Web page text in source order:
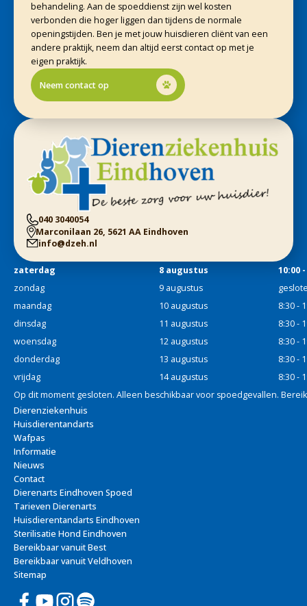
behandeling. Aan de spoeddienst zijn wel kosten
verbonden die hoger liggen dan tijdens de normale
openingstijden. Ben je met jouw huisdieren cliënt van een
andere praktijk, neem dan altijd eerst contact op met je
eigen praktijk.
Neem contact op
040 3040054
Marconilaan 26, 5621 AA Eindhoven
info@dzeh.nl
zaterdag 8 augustus
10:00
zondag
9 augustus
maandag
10 augustus
8:30 -
dinsdag
11 augustus
8:30 -
woensdag
12 augustus
8:30 -
donderdag
13 augustus
8:30 -
vrijdag
14 augustus
8:30 -
Op dit moment gesloten. Alleen beschikbaar voor spoedgevallen.
Dierenziekenhuis
Huisdierentandarts
Wafpas
Informatie
Nieuws
Contact
Dierenarts Eindhoven Spoed
Tarieven Dierenarts
Huisdierentandarts Eindhoven
Sterilisatie Hond Eindhoven
Bereikbaar vanuit Best
Bereikbaar vanuit Veldhoven
Sitemap